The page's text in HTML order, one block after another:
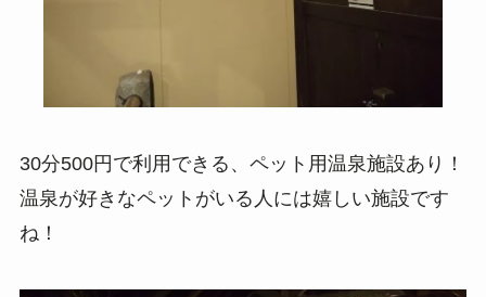
30分500円で利用できる、ペット用温泉施設あり！
温泉が好きなペットがいる人には嬉しい施設です
ね！